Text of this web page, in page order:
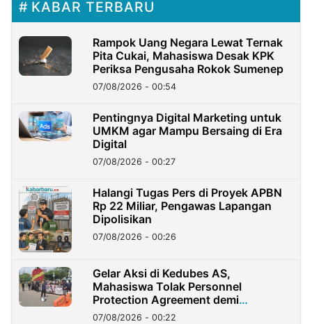
KABAR TERBARU
Rampok Uang Negara Lewat Ternak
Pita Cukai, Mahasiswa Desak KPK
Periksa Pengusaha Rokok Sumenep
07/08/2026 - 00:54
Pentingnya Digital Marketing untuk
UMKM agar Mampu Bersaing di Era
Digital
07/08/2026 - 00:27
Halangi Tugas Pers di Proyek APBN
Rp 22 Miliar, Pengawas Lapangan
Dipolisikan
07/08/2026 - 00:26
Gelar Aksi di Kedubes AS,
Mahasiswa Tolak Personnel
Protection Agreement demi
Kedaulatan Negara
07/08/2026 - 00:22